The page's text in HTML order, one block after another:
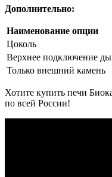
Дополнительно:
Наименование опции
Цоколь
Верхнее подключение
Только внешний камень
Хотите купить печи
по всей России!